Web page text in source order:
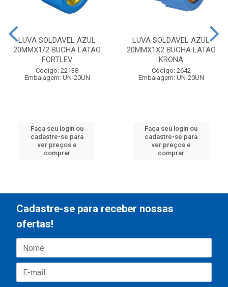
LUVA SOLDAVEL AZUL
20MMX1/2 BUCHA LATAO
FORTLEV
Código: 22138
Embalagem: UN-20UN
Faça seu login ou
cadastre-se para
ver preços e
comprar
LUVA SOLDAVEL AZUL
20MMX1X2 BUCHA LATAO
KRONA
Código: 2642
Embalagem: UN-20UN
Faça seu login ou
cadastre-se para
ver preços e
comprar
Cadastre-se para receber nossas
ofertas!